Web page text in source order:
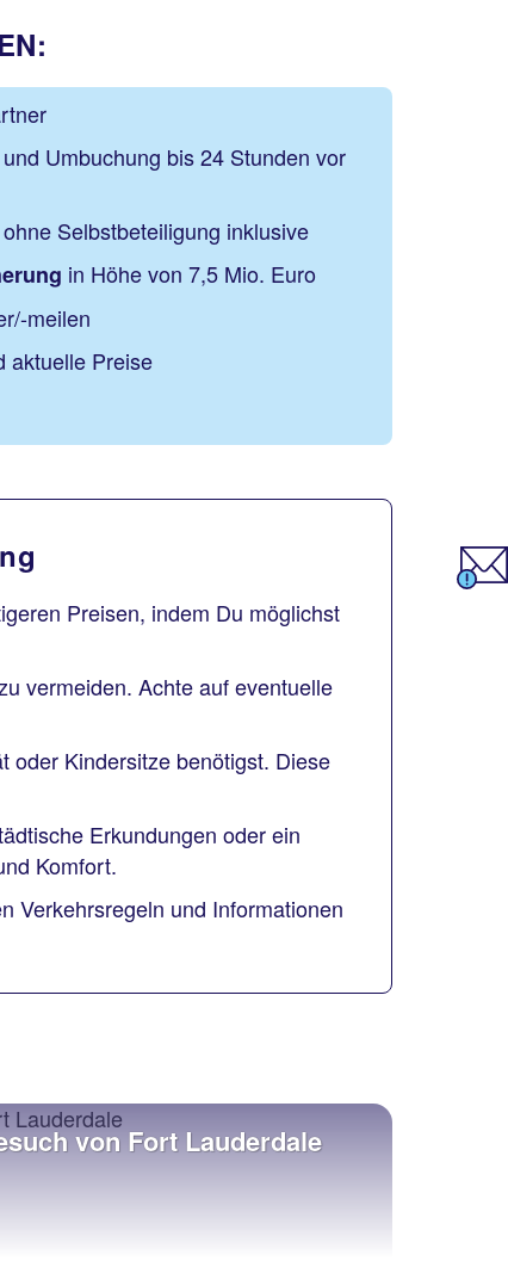
und Umbuchung bis 24 Stunden vor
ohne Selbstbeteiligung inklusive
in Höhe von 7,5 Mio. Euro
meilen
aktuelle Preise
Preisen, indem Du möglichst
vermeiden. Achte auf eventuelle
oder Kindersitze benötigst. Diese
Erkundungen oder ein
Komfort.
Verkehrsregeln und Informationen
von Fort Lauderdale